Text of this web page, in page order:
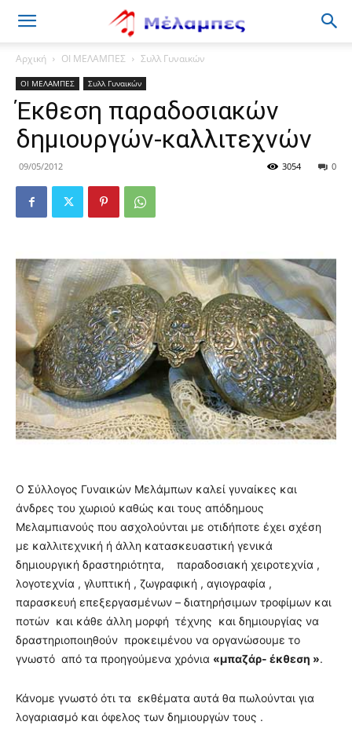
Μέλαμπες
Αρχική ΟΙ ΜΕΛΑΜΠΕΣ Συλλ Γυναικών
ΟΙ ΜΕΛΑΜΠΕΣ Συλλ Γυναικών
Έκθεση παραδοσιακών
δημιουργών-καλλιτεχνών
09/05/2012 0
3054
Ο Σύλλογος Γυναικών Μελάμπων καλεί γυναίκες και
άνδρες του χωριού καθώς και τους απόδημους
Μελαμπιανούς που ασχολούνται με οτιδήποτε έχει σχέση
με καλλιτεχνική ή άλλη κατασκευαστική γενικά
δημιουργική δραστηριότητα, παραδοσιακή χειροτεχνία ,
λογοτεχνία , γλυπτική , ζωγραφική , αγιογραφία ,
παρασκευή επεξεργασμένων – διατηρήσιμων τροφίμων και
ποτών και κάθε άλλη μορφή τέχνης και δημιουργίας να
δραστηριοποιη­θούν προκειμένου να οργανώσουμε το
γνωστό από τα προηγούμενα χρόνια «μπαζάρ- έκθεση ».
Κάνομε γνωστό ότι τα εκθέματα αυτά θα πωλούνται για
λογαριασμό και όφελος των δημιουργών τους .